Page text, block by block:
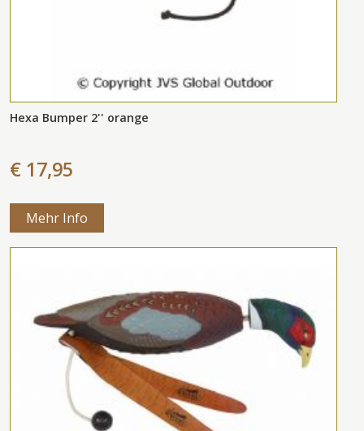
Hexa Bumper 2'' orange
€ 17,95
Mehr Info